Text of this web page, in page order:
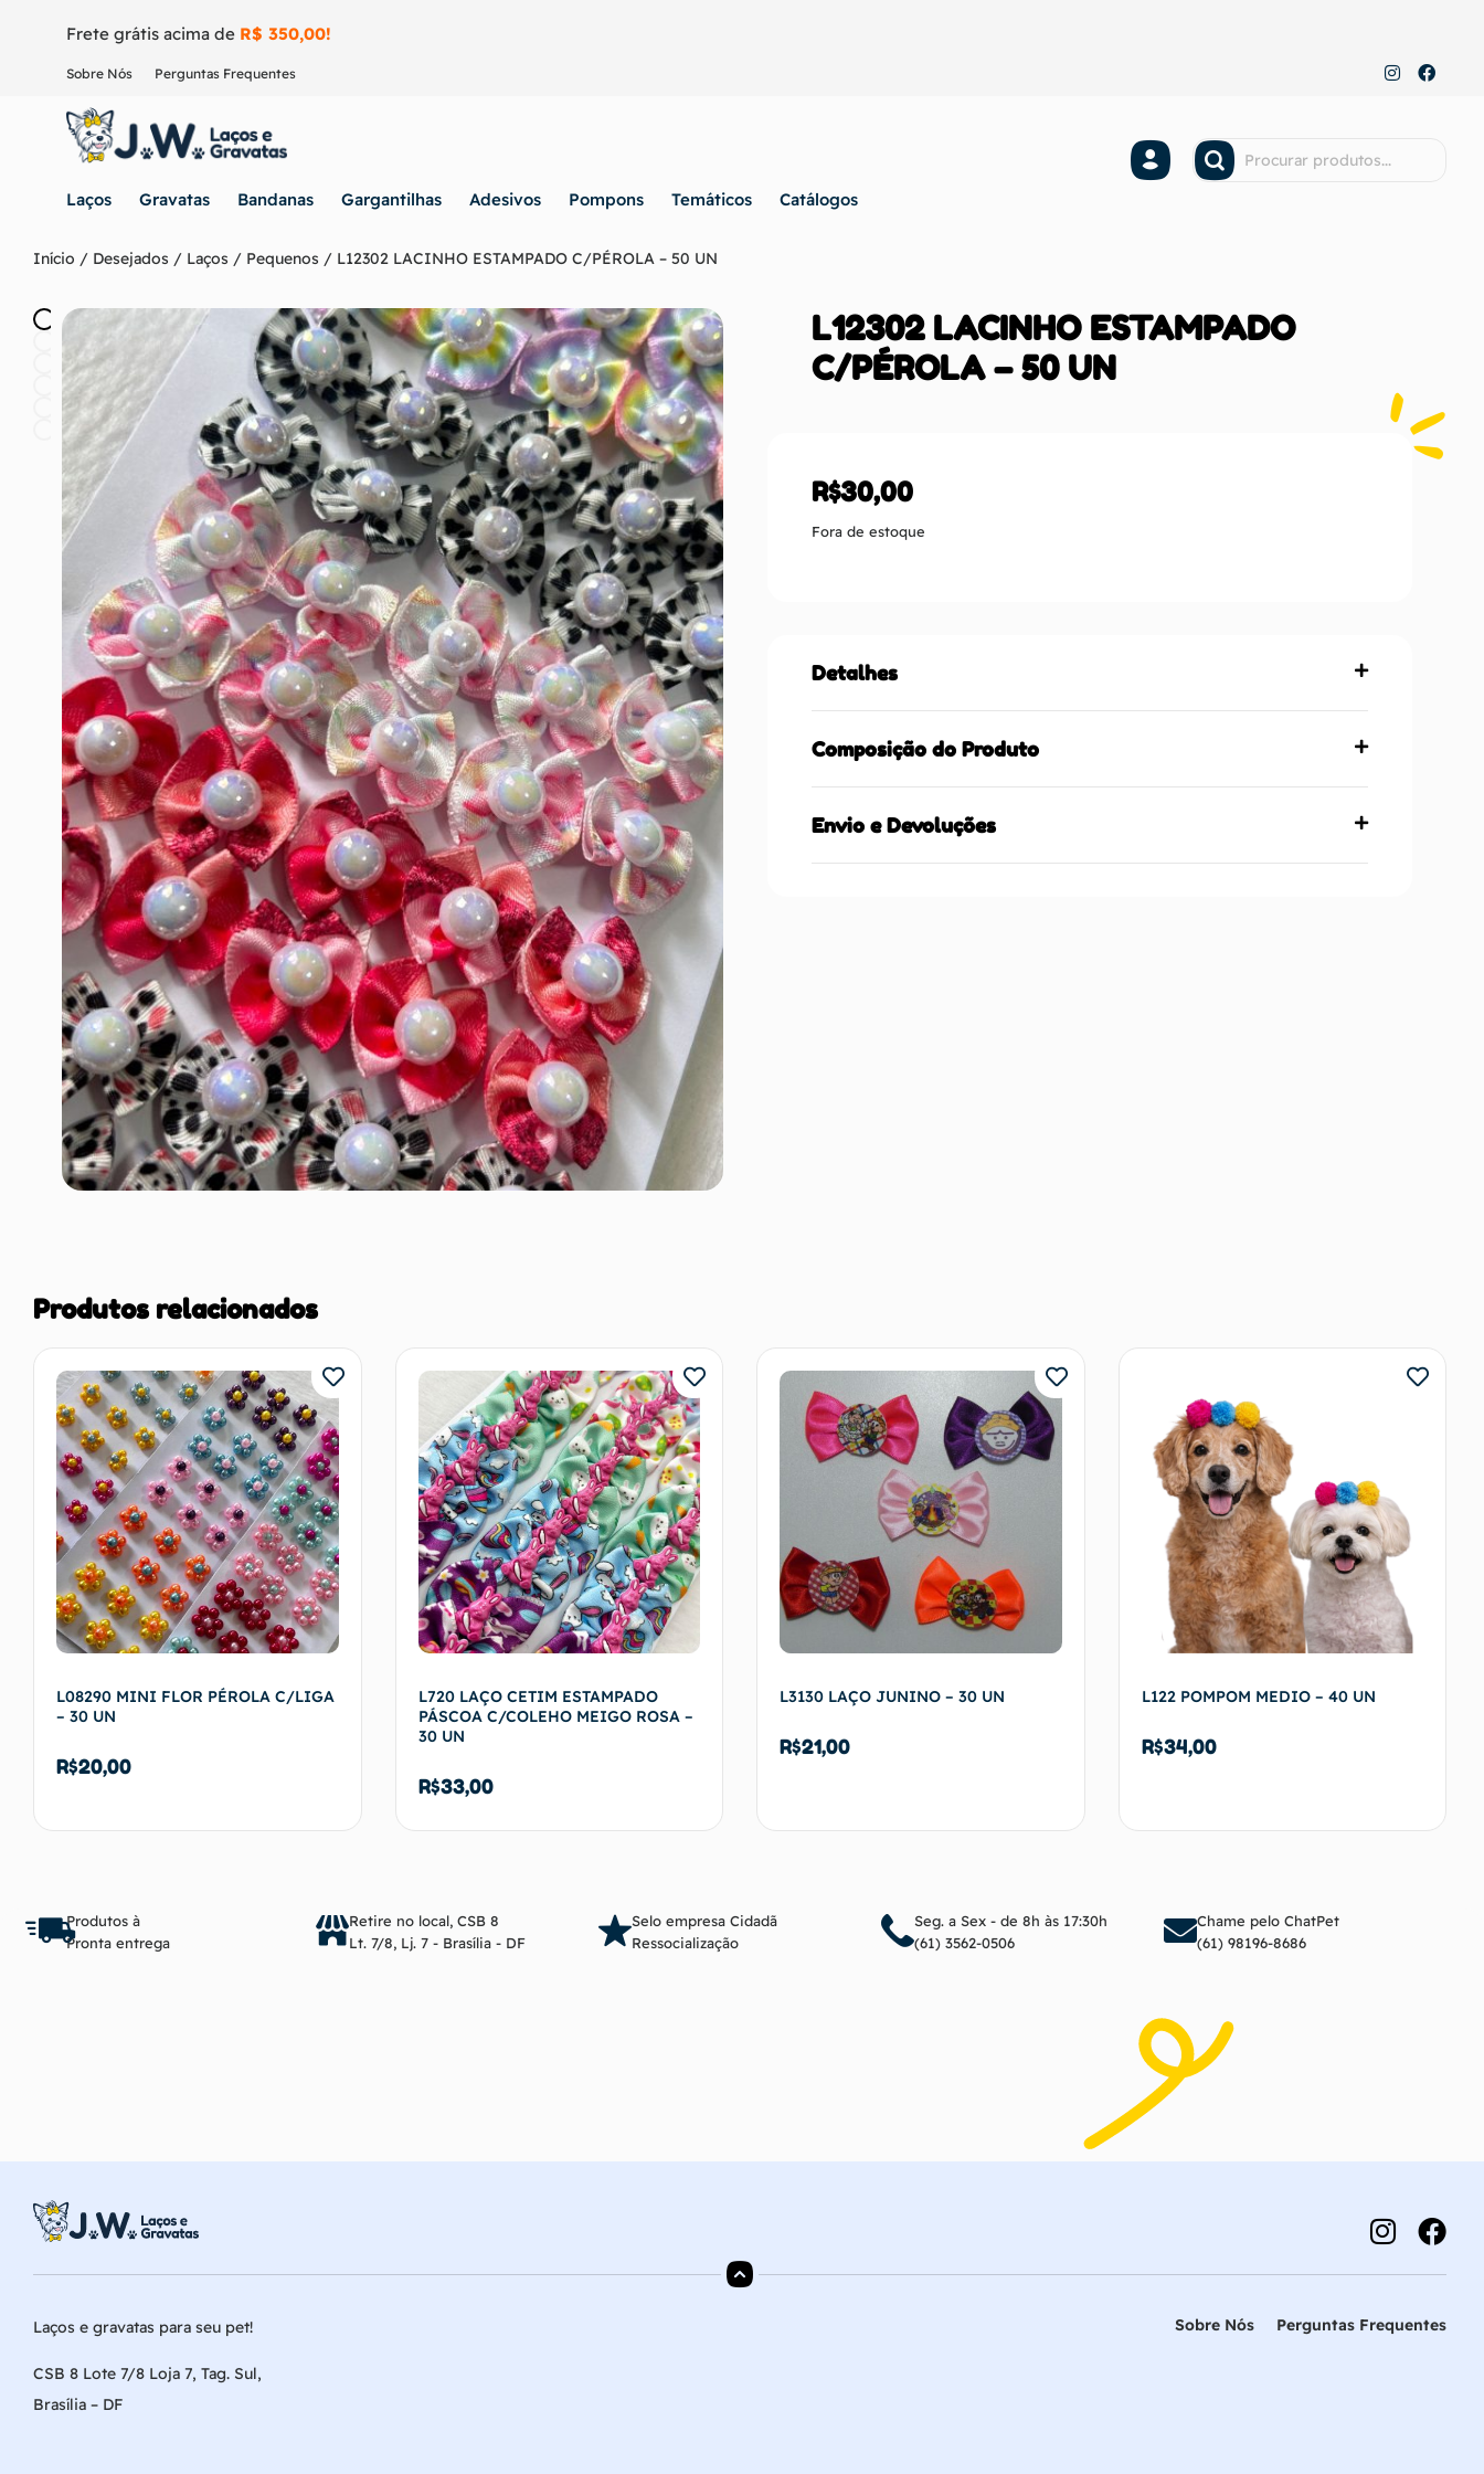
Frete grátis acima de R$ 350,00!
Sobre Nós Perguntas Frequentes
Laços Gravatas Bandanas Gargantilhas Adesivos Pompons Temáticos Catálogos
Início / Desejados / Laços / Pequenos / L12302 LACINHO ESTAMPADO C/PÉROLA – 50 UN
L12302 LACINHO ESTAMPADO
C/PÉROLA – 50 UN
R$30,00
Fora de estoque
Detalhes
Composição do Produto
Envio e Devoluções
Produtos relacionados
L08290 MINI FLOR PÉROLA C/LIGA
– 30 UN
R$20,00
L720 LAÇO CETIM ESTAMPADO
PÁSCOA C/COLEHO MEIGO ROSA –
30 UN
R$33,00
Adicionar ao carrinho
L3130 LAÇO JUNINO – 30 UN
R$21,00
Adicionar ao carrinho
L122 POMPOM MEDIO – 40 UN
R$34,00
Adicionar ao carrinho
Produtos à
Pronta entrega
Retire no local, CSB 8
Lt. 7/8, Lj. 7 - Brasília - DF
Selo empresa Cidadã
Ressocialização
Seg. a Sex - de 8h às 17:30h
(61) 3562-0506
Chame pelo ChatPet
(61) 98196-8686
Laços e gravatas para seu pet!
CSB 8 Lote 7/8 Loja 7, Tag. Sul,
Brasília – DF
Sobre Nós Perguntas Frequentes